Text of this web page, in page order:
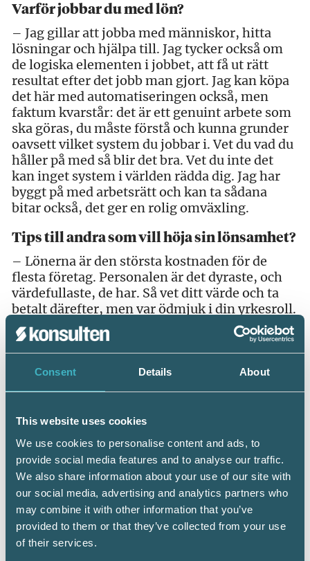
Consent Details About
This website uses cookies
We use cookies to personalise content and ads, to
provide social media features and to analyse our traffic.
We also share information about your use of our site with
our social media, advertising and analytics partners who
may combine it with other information that you’ve
provided to them or that they’ve collected from your use
of their services.
Varför jobbar du med lön?
– Jag gillar att jobba med människor, hitta
lösningar och hjälpa till. Jag tycker också om
de logiska elementen i jobbet, att få ut rätt
resultat efter det jobb man gjort. Jag kan köpa
det här med automatiseringen också, men
faktum kvarstår: det är ett genuint arbete som
ska göras, du måste förstå och kunna grunder
oavsett vilket system du jobbar i. Vet du vad du
håller på med så blir det bra. Vet du inte det
kan inget system i världen rädda dig. Jag har
byggt på med arbetsrätt och kan ta sådana
bitar också, det ger en rolig omväxling.
Tips till andra som vill höja sin lönsamhet?
– Lönerna är den största kostnaden för de
flesta företag. Personalen är det dyraste, och
värdefullaste, de har. Så vet ditt värde och ta
betalt därefter, men var ödmjuk i din yrkesroll.
Du måste också vara beredd att jobba hårt och
leverera en mycket bra service. Ringer
telefonen så svarar man.